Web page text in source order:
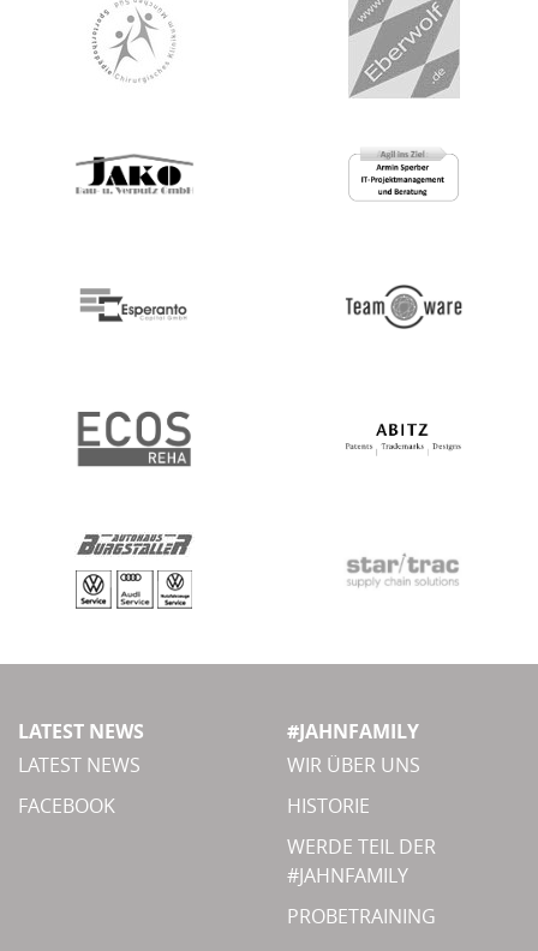
LATEST NEWS
LATEST NEWS
FACEBOOK
#JAHNFAMILY
WIR ÜBER UNS
HISTORIE
WERDE TEIL DER
#JAHNFAMILY
PROBETRAINING